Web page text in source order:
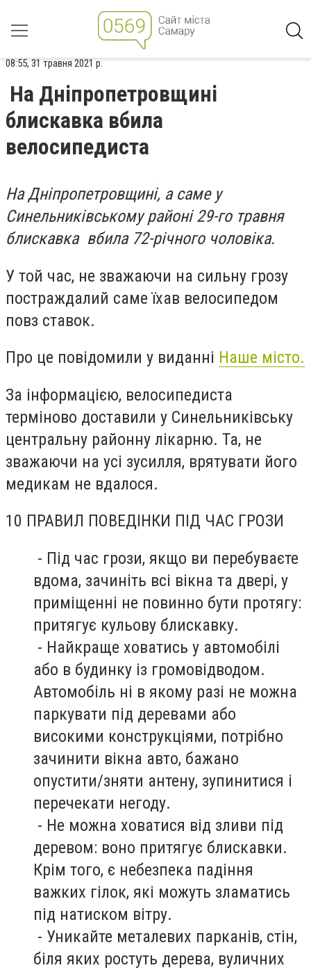
08:55, 31 травня 2021 р.
На Дніпропетровщині
блискавка вбила
велосипедиста
На Дніпропетровщині, а саме у
Синельниківському районі 29-го травня
блискавка вбила 72-річного чоловіка.
У той час, не зважаючи на сильну грозу
постраждалий саме їхав велосипедом
повз ставок.
Про це повідомили у виданні Наше місто.
За інформацією, велосипедиста
терміново доставили у Синельниківську
центральну районну лікарню. Та, не
зважаючи на усі зусилля, врятувати його
медикам не вдалося.
10 ПРАВИЛ ПОВЕДІНКИ ПІД ЧАС ГРОЗИ
- Під час грози, якщо ви перебуваєте
вдома, зачиніть всі вікна та двері, у
приміщенні не повинно бути протягу:
притягує кульову блискавку.
- Найкраще ховатись у автомобілі
або в будинку із громовідводом.
Автомобіль ні в якому разі не можна
паркувати під деревами або
високими конструкціями, потрібно
зачинити вікна авто, бажано
опустити/зняти антену, зупинитися і
перечекати негоду.
- Не можна ховатися від зливи під
деревом: воно притягує блискавки.
Крім того, є небезпека падіння
важких гілок, які можуть зламатись
під натиском вітру.
- Уникайте металевих парканів, стін,
біля яких ростуть дерева, вуличних